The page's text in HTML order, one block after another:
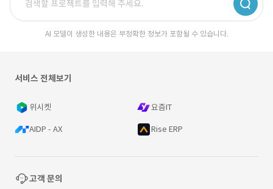
AI 모델이 생성한 내용은 부정확한 정보가 포함될 수 있습니다.
서비스 전체보기
위시켓 요즘IT
AIDP - AX Rise ERP
고객 문의